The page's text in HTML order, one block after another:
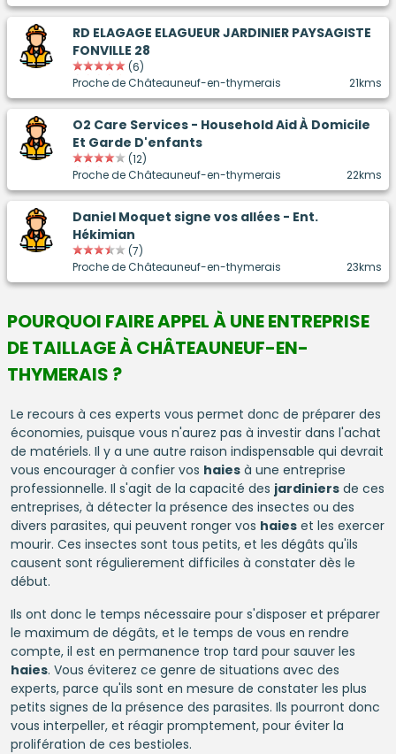
RD ELAGAGE ELAGUEUR JARDINIER PAYSAGISTE
FONVILLE 28
(6)
Proche de Châteauneuf-en-thymerais
21kms
O2 Care Services - Household Aid À Domicile
Et Garde D'enfants
(12)
Proche de Châteauneuf-en-thymerais
22kms
Daniel Moquet signe vos allées - Ent.
Hékimian
(7)
Proche de Châteauneuf-en-thymerais
23kms
POURQUOI FAIRE APPEL À UNE ENTREPRISE
DE TAILLAGE À CHÂTEAUNEUF-EN-
THYMERAIS ?
Le recours à ces experts vous permet donc de préparer des
économies, puisque vous n'aurez pas à investir dans l'achat
de matériels. Il y a une autre raison indispensable qui devrait
vous encourager à confier vos haiesà une entreprise
professionnelle. Il s'agit de la capacité des jardiniersde ces
entreprises, à détecter la présence des insectes ou des
divers parasites, qui peuvent ronger vos haieset les exercer
mourir. Ces insectes sont tous petits, et les dégâts qu'ils
causent sont régulierement difficiles à constater dès le
début.
Ils ont donc le temps nécessaire pour s'disposer et préparer
le maximum de dégâts, et le temps de vous en rendre
compte, il est en permanence trop tard pour sauver les
haies. Vous éviterez ce genre de situations avec des
experts, parce qu'ils sont en mesure de constater les plus
petits signes de la présence des parasites. Ils pourront donc
vous interpeller, et réagir promptement, pour éviter la
prolifération de ces bestioles.